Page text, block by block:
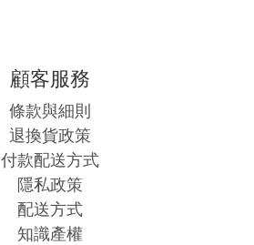
顧客服務
條款與細則
退換貨政策
付款配送方式
隱私政策
配送方式
知識產權